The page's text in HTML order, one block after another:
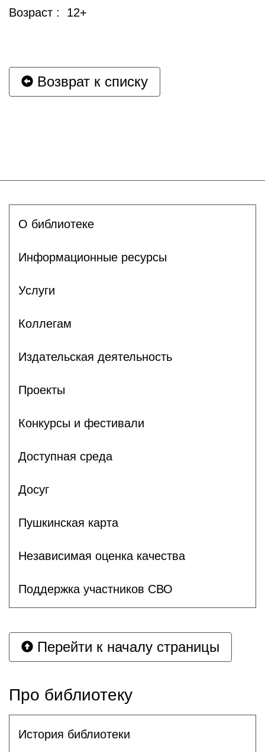
Возраст : 12+
Возврат к списку
О библиотеке
Информационные ресурсы
Услуги
Коллегам
Издательская деятельность
Проекты
Конкурсы и фестивали
Доступная среда
Досуг
Пушкинская карта
Независимая оценка качества
Поддержка участников СВО
Перейти к началу страницы
Про библиотеку
История библиотеки